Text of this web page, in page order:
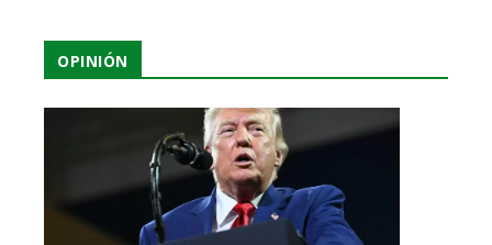
OPINIÓN